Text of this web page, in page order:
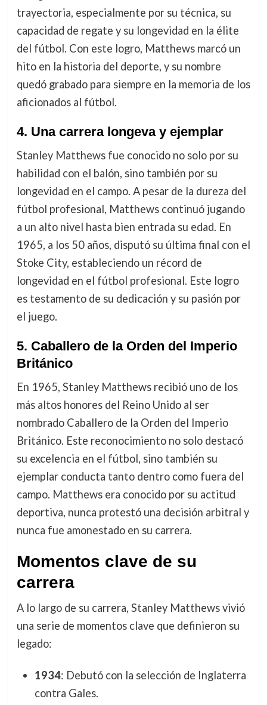
trayectoria, especialmente por su técnica, su
capacidad de regate y su longevidad en la élite
del fútbol. Con este logro, Matthews marcó un
hito en la historia del deporte, y su nombre
quedó grabado para siempre en la memoria de los
aficionados al fútbol.
4. Una carrera longeva y ejemplar
Stanley Matthews fue conocido no solo por su
habilidad con el balón, sino también por su
longevidad en el campo. A pesar de la dureza del
fútbol profesional, Matthews continuó jugando
a un alto nivel hasta bien entrada su edad. En
1965, a los 50 años, disputó su última final con el
Stoke City, estableciendo un récord de
longevidad en el fútbol profesional. Este logro
es testamento de su dedicación y su pasión por
el juego.
5. Caballero de la Orden del Imperio
Británico
En 1965, Stanley Matthews recibió uno de los
más altos honores del Reino Unido al ser
nombrado Caballero de la Orden del Imperio
Británico. Este reconocimiento no solo destacó
su excelencia en el fútbol, sino también su
ejemplar conducta tanto dentro como fuera del
campo. Matthews era conocido por su actitud
deportiva, nunca protestó una decisión arbitral y
nunca fue amonestado en su carrera.
Momentos clave de su
carrera
A lo largo de su carrera, Stanley Matthews vivió
una serie de momentos clave que definieron su
legado:
1934: Debutó con la selección de Inglaterra
contra Gales.